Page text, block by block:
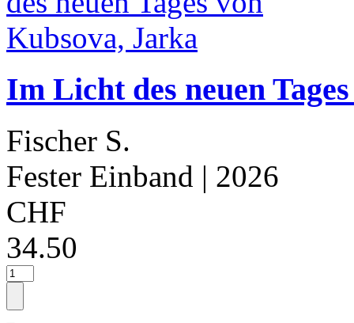
Im Licht des neuen
Fischer S.
Fester Einband | 2026
CHF
34.50